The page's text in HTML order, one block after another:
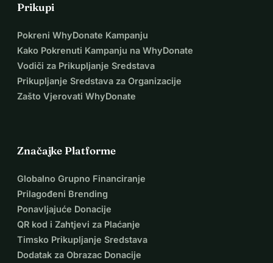
Prikupi
Pokreni WhyDonate Kampanju
Kako Pokrenuti Kampanju na WhyDonate
Vodiči za Prikupljanje Sredstava
Prikupljanje Sredstava za Organizacije
Zašto Vjerovati WhyDonate
Značajke Platforme
Globalno Grupno Financiranje
Prilagođeni Brending
Ponavljajuće Donacije
QR kod i Zahtjevi za Plaćanje
Timsko Prikupljanje Sredstava
Dodatak za Obrazac Donacije